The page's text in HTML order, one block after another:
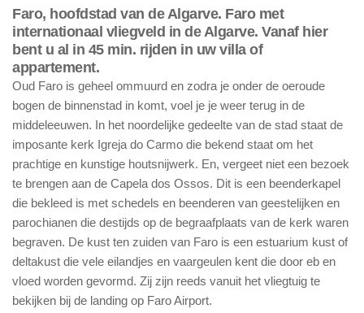
Faro, hoofdstad van de Algarve. Faro met
internationaal vliegveld in de Algarve. Vanaf hier
bent u al in 45 min. rijden in uw villa of
appartement.
Oud Faro is geheel ommuurd en zodra je onder de oeroude
bogen de binnenstad in komt, voel je je weer terug in de
middeleeuwen. In het noordelijke gedeelte van de stad staat de
imposante kerk Igreja do Carmo die bekend staat om het
prachtige en kunstige houtsnijwerk. En, vergeet niet een bezoek
te brengen aan de Capela dos Ossos. Dit is een beenderkapel
die bekleed is met schedels en beenderen van geestelijken en
parochianen die destijds op de begraafplaats van de kerk waren
begraven. De kust ten zuiden van Faro is een estuarium kust of
deltakust die vele eilandjes en vaargeulen kent die door eb en
vloed worden gevormd. Zij zijn reeds vanuit het vliegtuig te
bekijken bij de landing op Faro Airport.